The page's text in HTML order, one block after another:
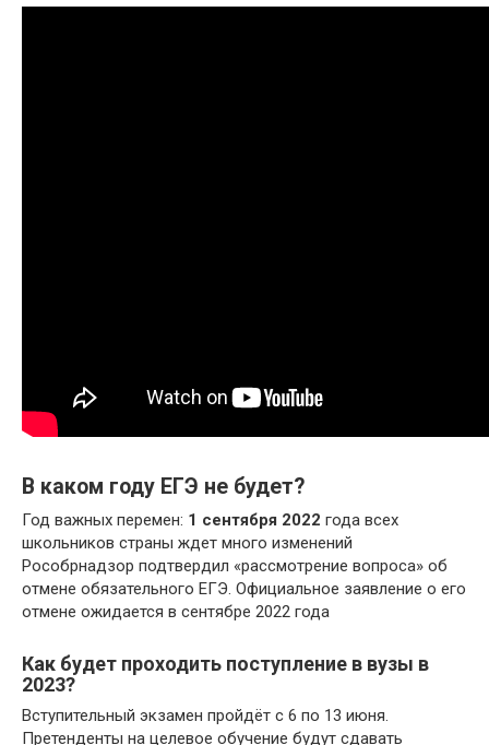
В каком году ЕГЭ не будет?
Год важных перемен: 1 сентября 2022 года всех
школьников страны ждет много изменений
Рособрнадзор подтвердил «рассмотрение вопроса» об
отмене обязательного ЕГЭ. Официальное заявление о его
отмене ожидается в сентябре 2022 года
Как будет проходить поступление в вузы в
2023?
Вступительный экзамен пройдёт с 6 по 13 июня.
Претенденты на целевое обучение будут сдавать